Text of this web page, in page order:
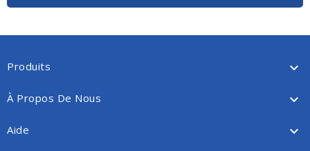
Produits 
À Propos De Nous 
Aide 